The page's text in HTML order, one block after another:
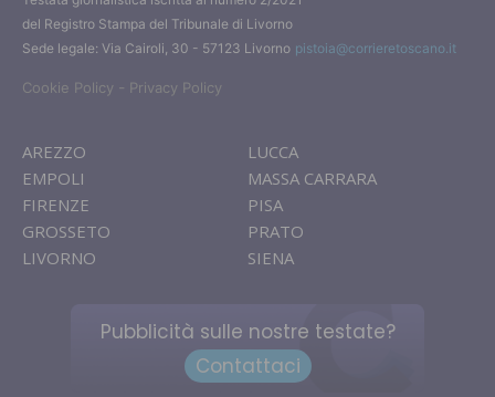
del Registro Stampa del Tribunale di Livorno
Sede legale: Via Cairoli, 30 - 57123 Livorno pistoia@corrieretoscano.it
Cookie Policy - Privacy Policy
AREZZO
EMPOLI
FIRENZE
GROSSETO
LIVORNO
LUCCA
MASSA CARRARA
PISA
PRATO
SIENA
Pubblicità sulle nostre testate?
Contattaci